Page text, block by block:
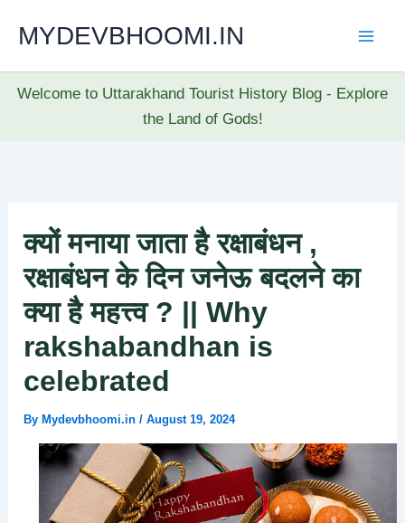
MYDEVBHOOMI.IN
Welcome to Uttarakhand Tourist History Blog - Explore
the Land of Gods!
क्यों मनाया जाता है रक्षाबंधन ,
रक्षाबंधन के दिन जनेऊ बदलने का
क्या है महत्त्व ? || Why
rakshabandhan is
celebrated
ByMydevbhoomi.in/August 19, 2024